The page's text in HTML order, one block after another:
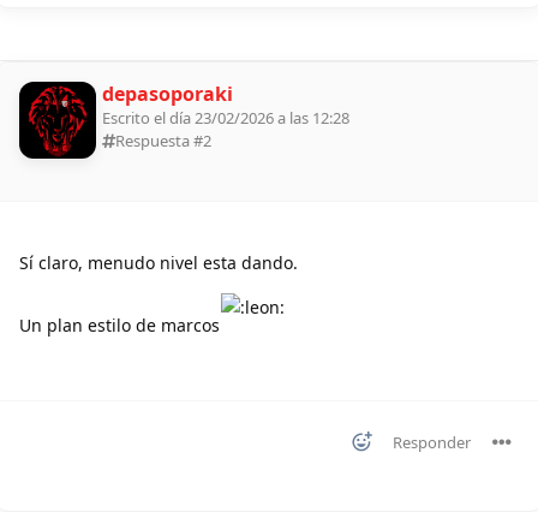
depasoporaki
Escrito el día 23/02/2026 a las 12:28
Respuesta #2
Sí claro, menudo nivel esta dando.
Un plan estilo de marcos
Responder